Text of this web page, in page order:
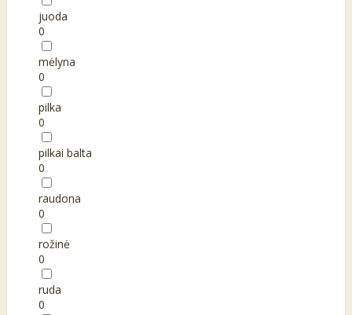
juoda
0
mėlyna
0
pilka
0
pilkai balta
0
raudona
0
rožinė
0
ruda
0